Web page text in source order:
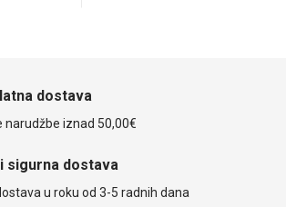
dostava
narudžbe iznad 50,00€
sigurna dostava
u roku od 3-5 radnih dana